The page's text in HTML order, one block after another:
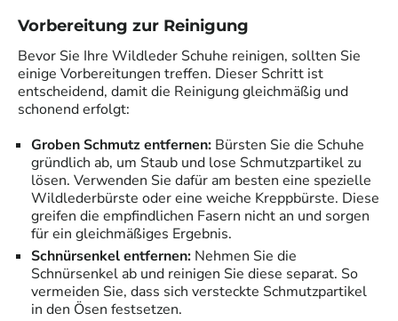
Vorbereitung zur Reinigung
Bevor Sie Ihre Wildleder Schuhe reinigen, sollten Sie
einige Vorbereitungen treffen. Dieser Schritt ist
entscheidend, damit die Reinigung gleichmäßig und
schonend erfolgt:
Groben Schmutz entfernen: Bürsten Sie die Schuhe
gründlich ab, um Staub und lose Schmutzpartikel zu
lösen. Verwenden Sie dafür am besten eine spezielle
Wildlederbürste oder eine weiche Kreppbürste. Diese
greifen die empfindlichen Fasern nicht an und sorgen
für ein gleichmäßiges Ergebnis.
Schnürsenkel entfernen: Nehmen Sie die
Schnürsenkel ab und reinigen Sie diese separat. So
vermeiden Sie, dass sich versteckte Schmutzpartikel
in den Ösen festsetzen.